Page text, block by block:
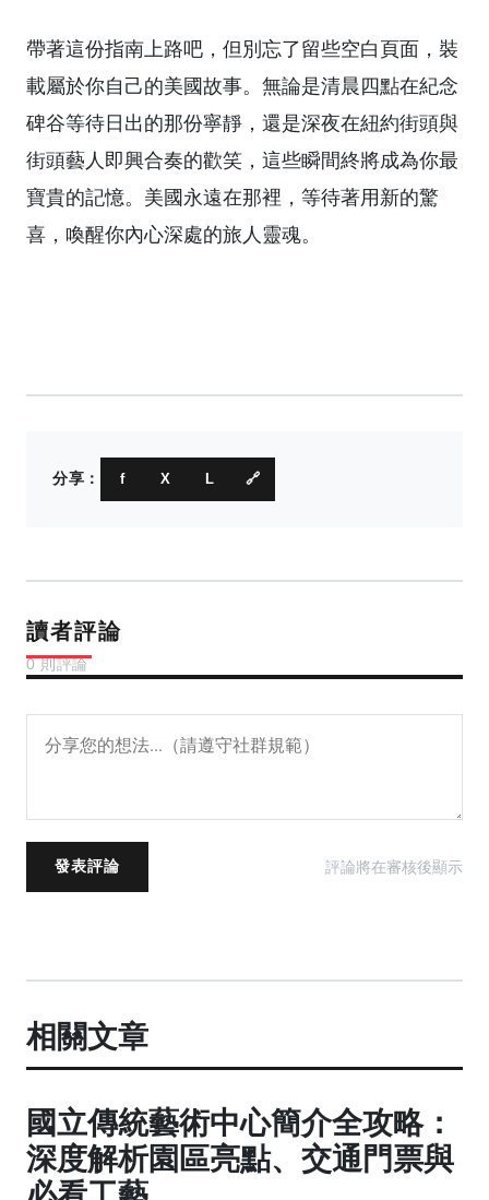
帶著這份指南上路吧，但別忘了留些空白頁面，裝
載屬於你自己的美國故事。無論是清晨四點在紀念
碑谷等待日出的那份寧靜，還是深夜在紐約街頭與
街頭藝人即興合奏的歡笑，這些瞬間終將成為你最
寶貴的記憶。美國永遠在那裡，等待著用新的驚
喜，喚醒你內心深處的旅人靈魂。
分享： f X L 🔗
讀者評論
0 則評論
發表評論 評論將在審核後顯示
相關文章
國立傳統藝術中心簡介全攻略：
深度解析園區亮點、交通門票與